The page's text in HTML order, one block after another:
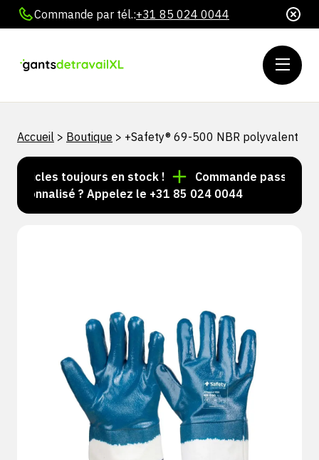
Commande par tél.:+31 85 024 0044
Accueil > Boutique > +Safety® 69-500 NBR polyvalent
toujours en stock !
Commande passée avant
? Appelez le +31 85 024 0044